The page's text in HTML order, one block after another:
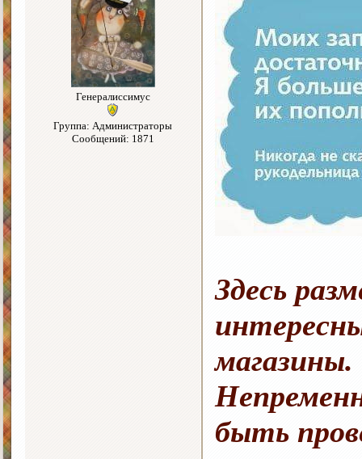
Генералиссимус
Группа: Администраторы
Сообщений: 1871
Здесь
магазины.
быть